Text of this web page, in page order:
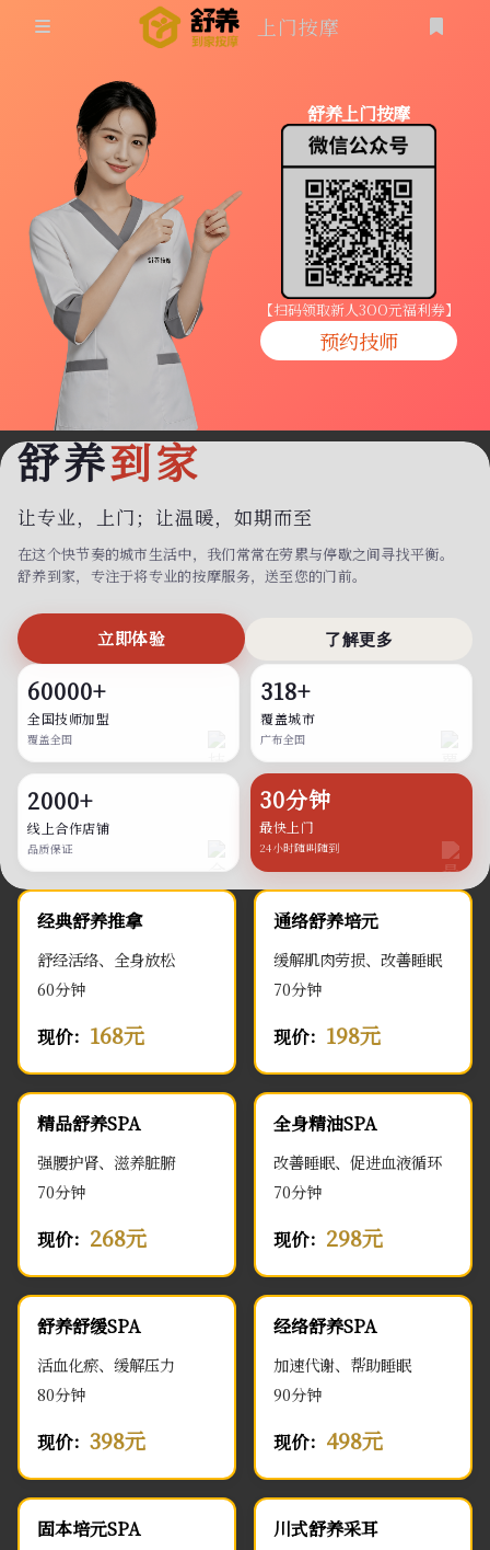
同城按摩
上门按摩
养生按摩
技师入驻
商家入驻
代理入驻
预约技师
上门按摩
登录
舒养上门按摩
【扫码领取新人3OO元福利券】
预约技师
舒养到家
让专业，上门； 让温暖，如期而至
在这个快节奏的城市生活中，我们常常在劳累与停歇之间寻找平衡。
舒养到家，专注于将专业的按摩服务，送至您的门前。
立即体验 了解更多
60000+
全国技师加盟
覆盖全国
318+
覆盖城市
广布全国
2000+
线上合作店铺
品质保证
30分钟
最快上门
24小时随叫随到
经典舒养推拿
舒经活络、全身放松
60分钟
现价： 168元
通络舒养培元
缓解肌肉劳损、改善睡眠
70分钟
现价： 198元
精品舒养SPA
强腰护肾、滋养脏腑
70分钟
现价： 268元
全身精油SPA
改善睡眠、促进血液循环
70分钟
现价： 298元
舒养舒缓SPA
活血化瘀、缓解压力
80分钟
现价： 398元
经络舒养SPA
加速代谢、帮助睡眠
90分钟
现价： 498元
固本培元SPA 川式舒养采耳